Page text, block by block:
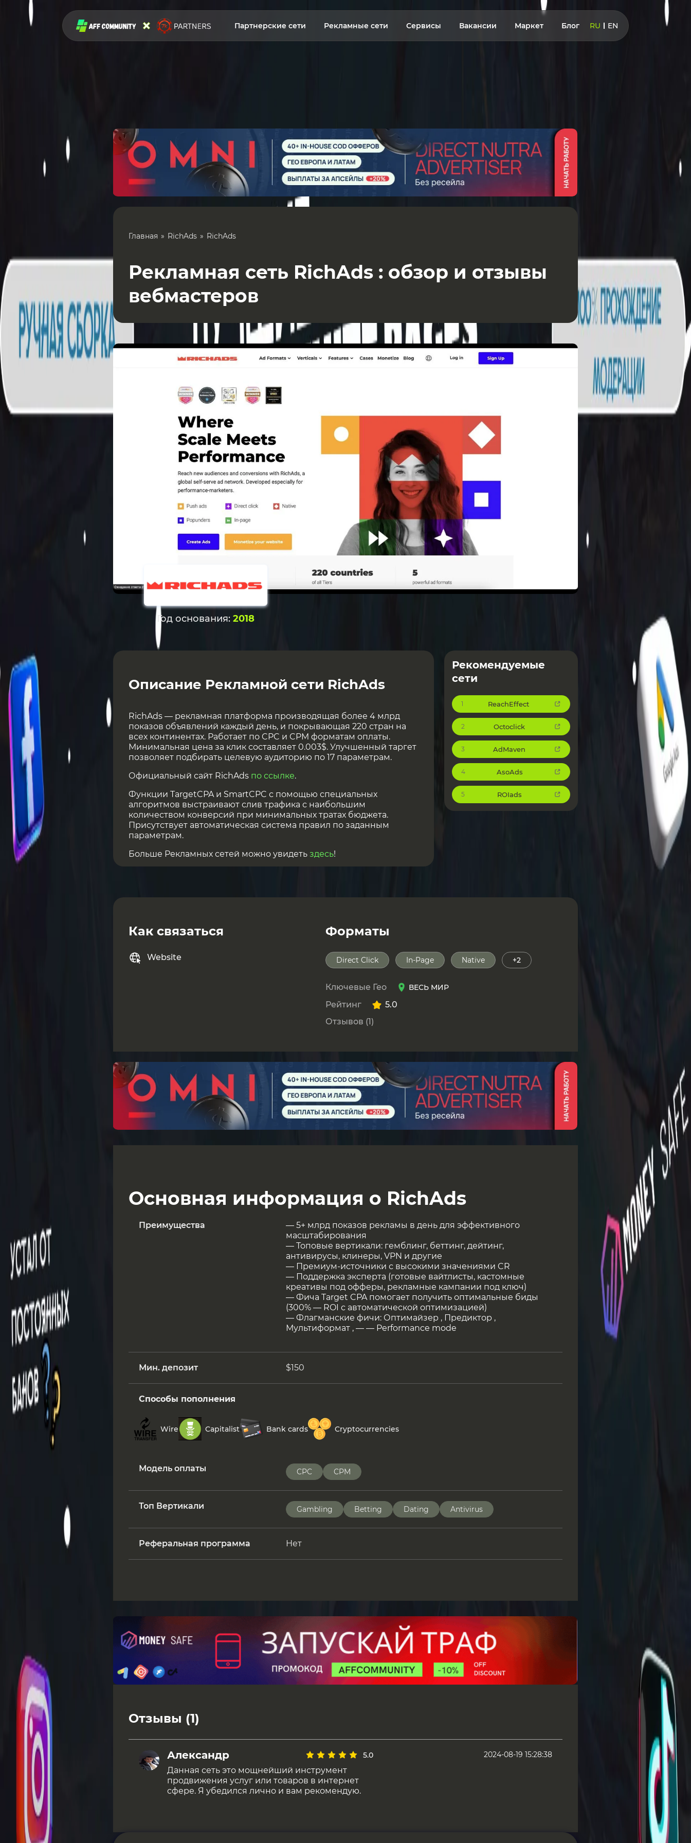
Партнерские сети Рекламные сети Сервисы Вакансии Маркет Блог RU EN
Главная RichAds RichAds
Рекламная сеть RichAds : обзор и отзывы
вебмастеров
Год основания: 2018
Описание Рекламной сети RichAds
RichAds — рекламная платформа производящая более 4 млрд
показов объявлений каждый день, и покрывающая 220 стран на
всех континентах. Работает по CPC и CPM форматам оплаты.
Минимальная цена за клик составляет 0.003$. Улучшенный таргет
позволяет подбирать целевую аудиторию по 17 параметрам.
Официальный сайт RichAds по ссылке.
Функции TargetCPA и SmartCPC с помощью специальных
алгоритмов выстраивают слив трафика с наибольшим
количеством конверсий при минимальных тратах бюджета.
Присутствует автоматическая система правил по заданным
параметрам.
Больше Рекламных сетей можно увидеть здесь!
Рекомендуемые
сети
1 ReachEffect
2 Octoclick
3 AdMaven
4 AsoAds
5 ROIads
Как связаться
Website
Форматы
Direct Click In-Page Native +2
Ключевые Гео ВЕСЬ МИР
Рейтинг
5.0
Отзывов (1)
Основная информация о RichAds
Преимущества
— 5+ млрд показов рекламы в день для эффективного
масштабирования
— Топовые вертикали: гемблинг, беттинг, дейтинг,
антивирусы, клинеры, VPN и другие
— Премиум-источники с высокими значениями CR
— Поддержка эксперта (готовые вайтлисты, кастомные
креативы под офферы, рекламные кампании под ключ)
— Фича Target CPA помогает получить оптимальные биды
(300% — ROI с автоматической оптимизацией)
— Флагманские фичи: Оптимайзер , Предиктор ,
Мультиформат , — — Performance mode
Мин. депозит $150
Способы пополнения
Wire Capitalist Bank cards Cryptocurrencies
Модель оплаты CPC CPM
Топ Вертикали Gambling Betting Dating Antivirus
Реферальная программа Нет
Отзывы (1)
Александр 5.0
Данная сеть это мощнейший инструмент
продвижения услуг или товаров в интернет
сфере. Я убедился лично и вам рекомендую.
2024-08-19 15:28:38